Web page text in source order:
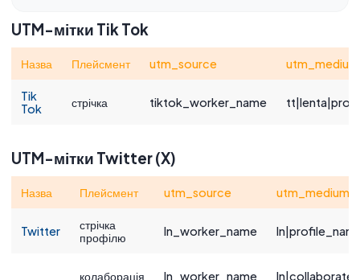
UTM-мітки Tik Tok
Назва Плейсмент utm_source utm_medium
Tik
Tok
стрічка tiktok_worker_name
UTM-мітки Twitter (X)
Назва Плейсмент utm_source utm_medium
Twitter
стрічка
профілю
ln_worker_name
колаборація ln_worker_name